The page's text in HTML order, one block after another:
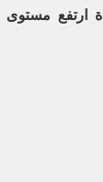
ارتفع مستوى